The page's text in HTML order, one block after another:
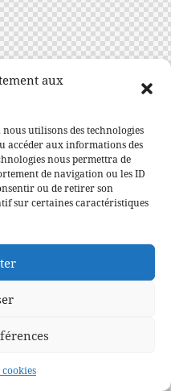
aux
utilisons des technologies
accéder aux informations des
nous permettra de
de navigation ou les ID
ou de retirer son
sur certaines caractéristiques